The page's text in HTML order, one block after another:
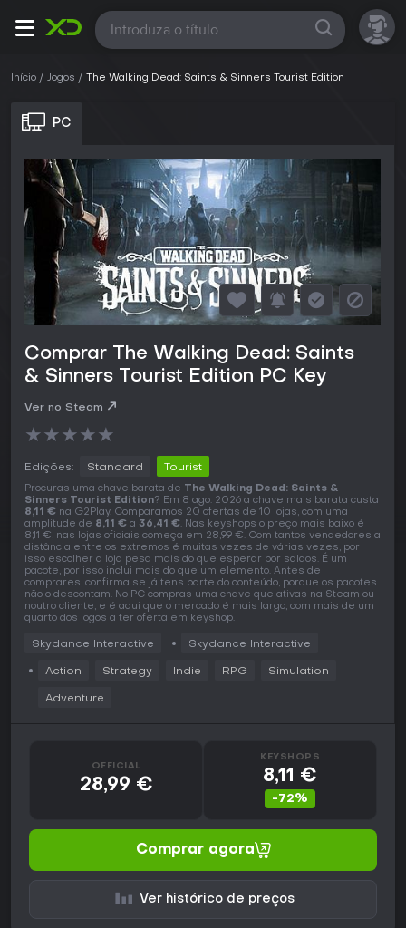
Todas
Início Jogos The Walking Dead: Saints & Sinners Tourist Edition
PC
Comprar The Walking Dead: Saints
& Sinners Tourist Edition PC Key
Ver no Steam
★★★★★
Edições: Standard Tourist
Procuras uma chave barata de The Walking Dead: Saints &
Sinners Tourist Edition? Em 8 ago. 2026 a chave mais barata custa
8,11 € na G2Play. Comparamos 20 ofertas de 10 lojas, com uma
amplitude de 8,11 € a 36,41 €. Nas keyshops o preço mais baixo é
8,11 €, nas lojas oficiais começa em 28,99 €. Com tantos vendedores a
distância entre os extremos é muitas vezes de várias vezes, por
isso escolher a loja pesa mais do que esperar por saldos. É um
pacote, por isso inclui mais do que um elemento. Antes de
comprares, confirma se já tens parte do conteúdo, porque os pacotes
não o descontam. No PC compras uma chave que ativas na Steam ou
noutro cliente, e é aqui que o mercado é mais largo, com mais de um
quarto dos jogos a ter oferta em keyshop.
Skydance Interactive Skydance Interactive
Action Strategy Indie RPG Simulation
Adventure
OFFICIAL
28,99 €
KEYSHOPS
8,11 €
-72%
Comprar agora
Ver histórico de preços